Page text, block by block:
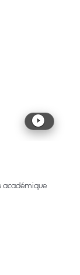
académique